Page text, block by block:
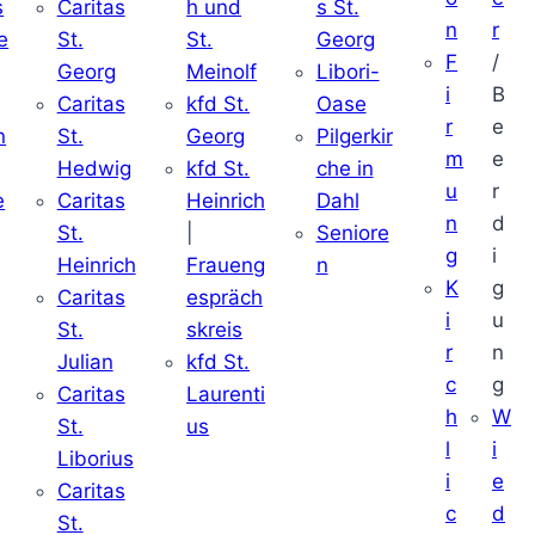
Caritas
St.
Georg
Caritas
St.
Hedwig
Caritas
St.
Heinrich
Caritas
St.
Julian
Caritas
St.
Liborius
Caritas
St.
h und
St.
Meinolf
kfd St.
Georg
kfd St.
Heinrich
Fraueng
espräch
skreis
kfd St.
Laurenti
us
s St.
Georg
Libori-
Oase
Pilgerkir
che in
Dahl
Seniore
n
n
F
i
r
m
u
n
g
K
i
r
c
h
l
i
c
r
/
B
e
e
r
d
i
g
u
n
g
W
i
e
d